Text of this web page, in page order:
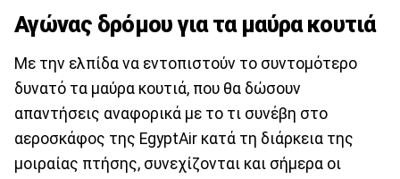
Αγώνας δρόμου για τα μαύρα κουτιά
Με την ελπίδα να εντοπιστούν το συντομότερο
δυνατό τα μαύρα κουτιά, που θα δώσουν
απαντήσεις αναφορικά με το τι συνέβη στο
αεροσκάφος της EgyptAir κατά τη διάρκεια της
μοιραίας πτήσης, συνεχίζονται και σήμερα οι